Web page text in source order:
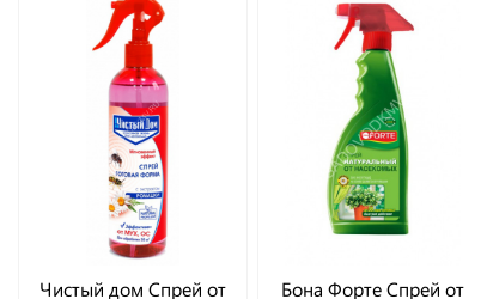
Чистый дом Спрей от
Бона Форте Спрей от